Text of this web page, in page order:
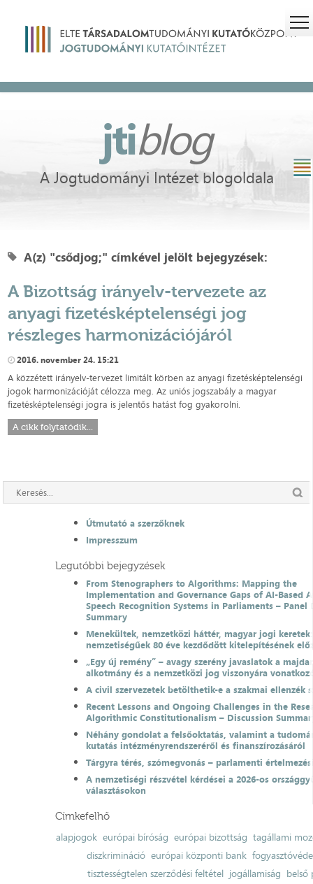
jtiblog
A Jogtudományi Intézet blogoldala
A(z) "csődjog;" címkével jelölt bejegyzések:
A Bizottság irányelv-tervezete az
anyagi fizetésképtelenségi jog
részleges harmonizációjáról
2016. november 24. 15:21
A közzétett irányelv-tervezet limitált körben az anyagi fizetésképtelenségi
jogok harmonizációját célozza meg. Az uniós jogszabály a magyar
fizetésképtelenségi jogra is jelentős hatást fog gyakorolni.
A cikk folytatódik...
Útmutató a szerzőknek
Impresszum
Legutóbbi bejegyzések
From Stenographers to Algorithms: Mapping the
Implementation and Governance Gaps of AI-Based
Speech Recognition Systems in Parliaments – Panel
Summary
Menekültek, nemzetközi háttér, magyar jogi
nemzetiségűek 80 éve kezdődött kitelepítésének
„Egy új remény” – avagy szerény javaslatok a
alkotmány és a nemzetközi jog viszonyára
A civil szervezetek betölthetik-e a szakmai ellenzék
Recent Lessons and Ongoing Challenges in the
Algorithmic Constitutionalism – Discussion
Néhány gondolat a felsőoktatás, valamint a
kutatás intézményrendszeréről és finanszírozásáról
Tárgyra térés, szómegvonás – parlamenti
A nemzetiségi részvétel kérdései a 2026-os
választásokon
Címkefelhő
alapjogok európai bíróság európai bizottság tagállami
diszkrimináció európai központi bank
tisztességtelen szerződési feltétel jogállamiság belső